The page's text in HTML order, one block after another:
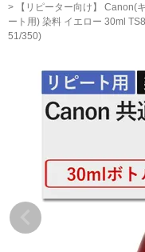
はじめての方へ
初心者用セット
キャノンインク
ブラザーインク
詰め替えインク
互換インクボトル
互換インクカートリッ
【リピーター向け】 Canon(
ート用) 染料 イエロー 30ml
51/350)